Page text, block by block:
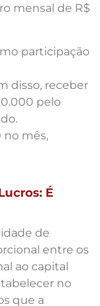
mensal de R$
participação
disso, receber
pelo
no mês,
É
de
entre os
ao capital
no
que a